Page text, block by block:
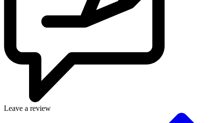
Leave a review